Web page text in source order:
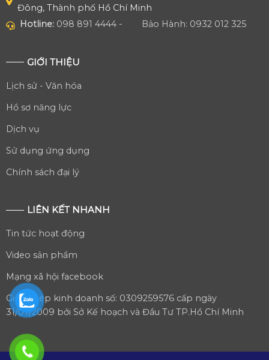
Đông, Thành phố Hồ Chí Minh
Hotline: 098 891 4444 - Bảo Hành: 0932 012 325
GIỚI THIỆU
Lịch sử - Văn hóa
Hồ sơ năng lực
Dịch vụ
Sử dụng ứng dụng
Chính sách đại lý
LIÊN KẾT NHANH
Tin tức hoạt động
Video sản phẩm
Mạng xã hội facebook
Giấy phép kinh doanh số: 0309259576 cấp ngày
31/07/2009 bởi Sở Kế hoạch và Đầu Tư TP.Hồ Chí Minh